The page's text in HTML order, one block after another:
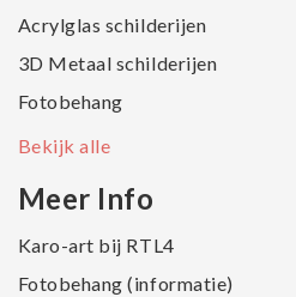
Acrylglas schilderijen
3D Metaal schilderijen
Fotobehang
Bekijk alle
Meer Info
Karo-art bij RTL4
Fotobehang (informatie)